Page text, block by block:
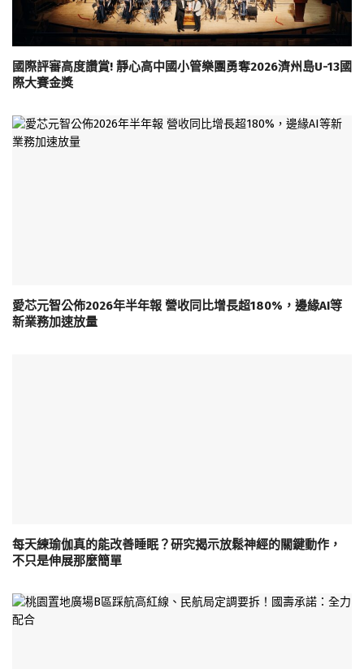
國際評審高度讚賞! 靜心高中國小管樂團勇奪2026濟州島U-13國
際大賽金獎
愛芯元智公佈2026年半年報 營收同比增長超180%，邊緣AI等
新業務加速放量
每天練瑜伽真的能改善睡眠？研究揭示放鬆神經的關鍵動作，
不只是伸展那麼簡單